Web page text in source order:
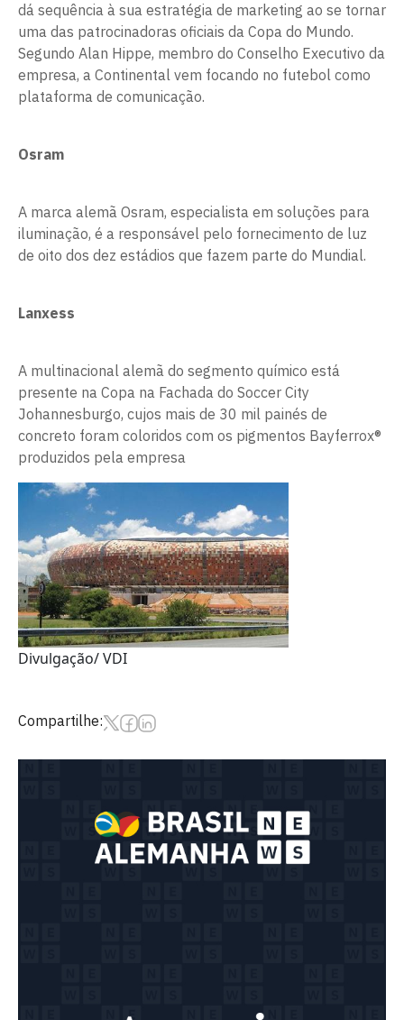
dá sequência à sua estratégia de marketing ao se tornar
uma das patrocinadoras oficiais da Copa do Mundo.
Segundo Alan Hippe, membro do Conselho Executivo da
empresa, a Continental vem focando no futebol como
plataforma de comunicação.
Osram
A marca alemã Osram, especialista em soluções para
iluminação, é a responsável pelo fornecimento de luz
de oito dos dez estádios que fazem parte do Mundial.
Lanxess
A multinacional alemã do segmento químico está
presente na Copa na Fachada do Soccer City
Johannesburgo, cujos mais de 30 mil painés de
concreto foram coloridos com os pigmentos Bayferrox®
produzidos pela empresa
Divulgação/ VDI
Compartilhe: